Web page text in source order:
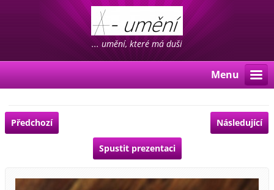
... umění, které má duši
Menu
Předchozí Následující
Spustit prezentaci